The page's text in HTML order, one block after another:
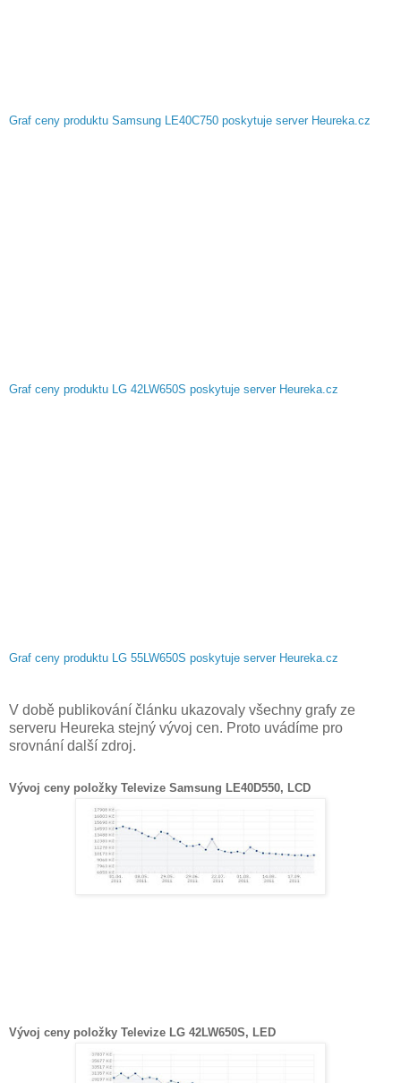
Graf ceny produktu Samsung LE40C750 poskytuje server Heureka.cz
Graf ceny produktu LG 42LW650S poskytuje server Heureka.cz
Graf ceny produktu LG 55LW650S poskytuje server Heureka.cz
V době publikování článku ukazovaly všechny grafy ze
serveru Heureka stejný vývoj cen. Proto uvádíme pro
srovnání další zdroj.
Vývoj ceny položky Televize Samsung LE40D550, LCD
Vývoj ceny položky Televize LG 42LW650S, LED